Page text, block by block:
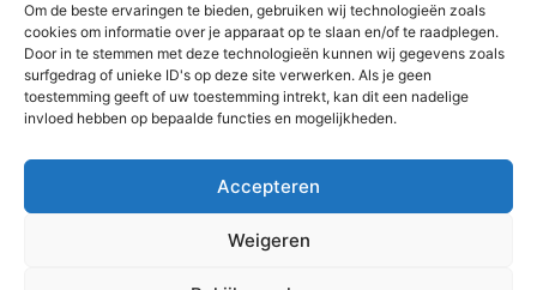
Om de beste ervaringen te bieden, gebruiken wij technologieën zoals
cookies om informatie over je apparaat op te slaan en/of te raadplegen.
Door in te stemmen met deze technologieën kunnen wij gegevens zoals
surfgedrag of unieke ID's op deze site verwerken. Als je geen
toestemming geeft of uw toestemming intrekt, kan dit een nadelige
invloed hebben op bepaalde functies en mogelijkheden.
Accepteren
Weigeren
AEX nadert opnieuw zijn hoogste
niveau ooit